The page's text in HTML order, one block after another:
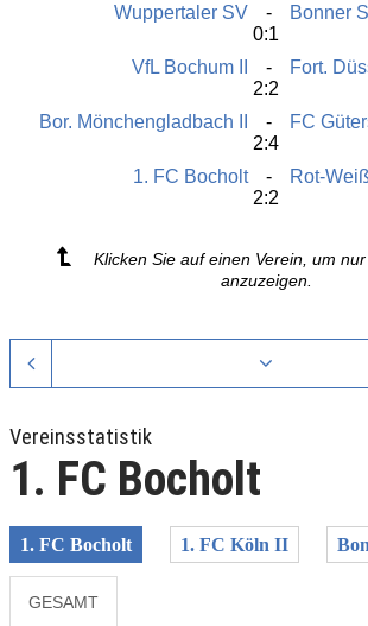
Wuppertaler SV
Bonner
0:1
VfL Bochum II
Fort.
2:2
Bor. Mönchengladbach II
FC
2:4
1. FC Bocholt
Rot-
2:2
Klicken Sie auf einen Verein, um
anzuzeigen.
Vereinsstatistik
1. FC Bocholt
1. FC Bocholt 1. FC Köln II
GESAMT